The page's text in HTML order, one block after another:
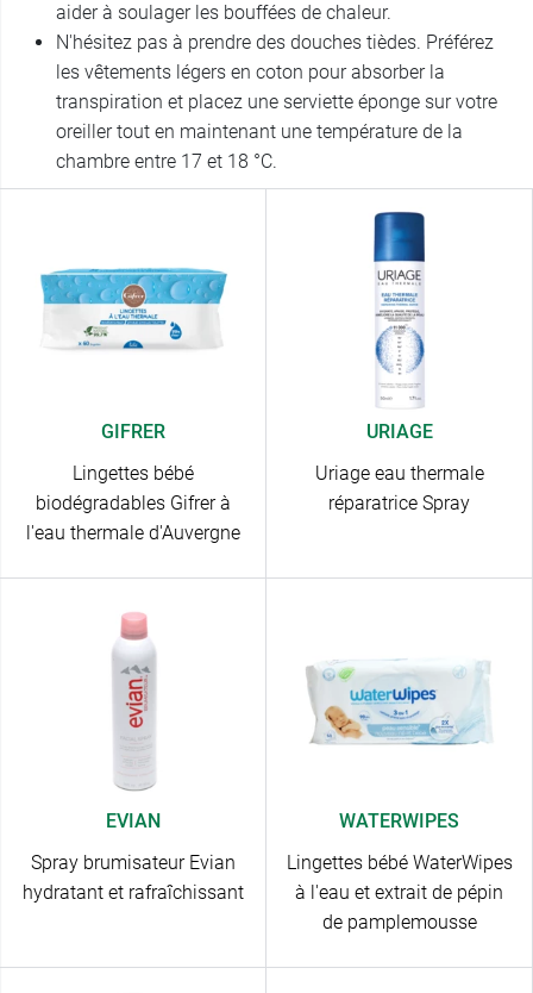
aider à soulager les bouffées de chaleur.
N'hésitez pas à prendre des douches tièdes. Préférez
les vêtements légers en coton pour absorber la
transpiration et placez une serviette éponge sur votre
oreiller tout en maintenant une température de la
chambre entre 17 et 18 °C.
GIFRER
Lingettes bébé
biodégradables Gifrer à
l'eau thermale d'Auvergne
URIAGE
Uriage eau thermale
réparatrice Spray
EVIAN
Spray brumisateur Evian
hydratant et rafraîchissant
WATERWIPES
Lingettes bébé WaterWipes
à l'eau et extrait de pépin
de pamplemousse